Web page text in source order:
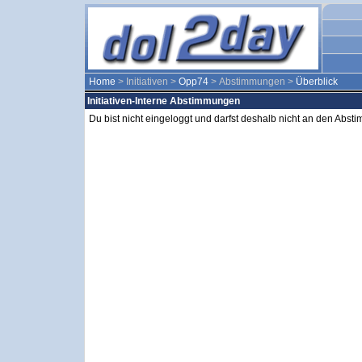
Home > Initiativen > Opp74 > Abstimmungen > Überblick
Initiativen-Interne Abstimmungen
Du bist nicht eingeloggt und darfst deshalb nicht an den